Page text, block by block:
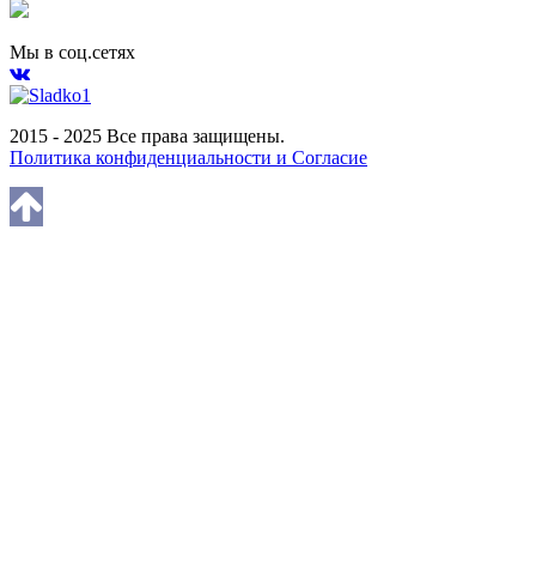
Мы в соц.сетях
2015 - 2025 Все права защищены.
Политика конфиденциальности и Согласие